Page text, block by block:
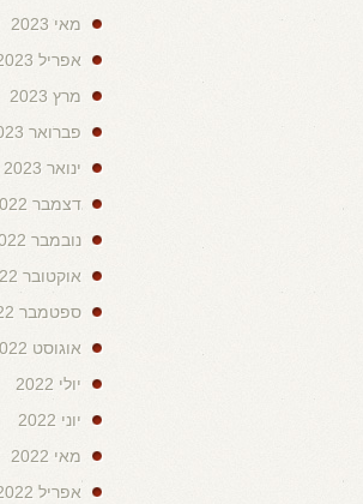
מאי 2023
אפריל 2023
מרץ 2023
פברואר 2023
ינואר 2023
דצמבר 2022
נובמבר 2022
אוקטובר 2022
ספטמבר 2022
אוגוסט 2022
יולי 2022
יוני 2022
מאי 2022
אפריל 2022